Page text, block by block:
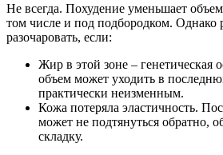
Не всегда. Похудение уменьшает
том числе и под подбородком. Однако
разочаровать, если:
Жир в этой зоне – генетическая
объем может уходить в
практически неизменным.
Кожа потеряла эластичность.
может не подтянуться обратно,
складку.